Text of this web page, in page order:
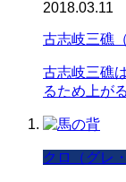
2018.03.11
古志岐三礁
古志岐三礁
るため上が
クロ（グレ